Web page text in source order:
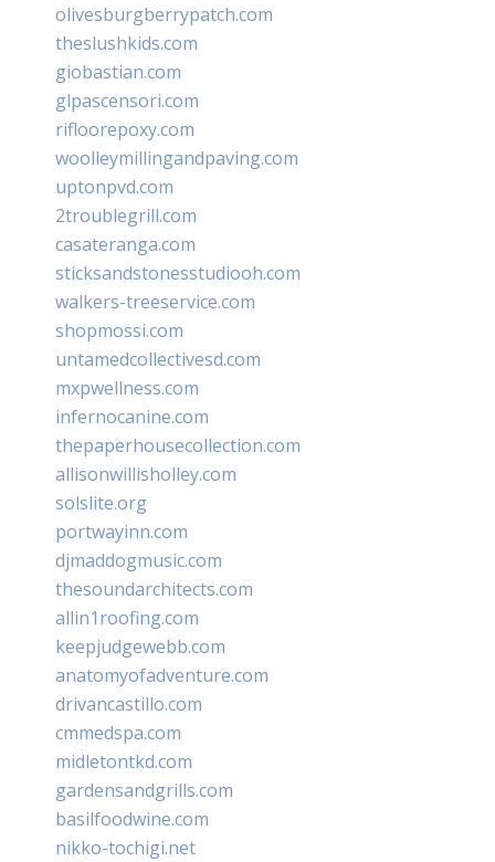
olivesburgberrypatch.com
theslushkids.com
giobastian.com
glpascensori.com
rifloorepoxy.com
woolleymillingandpaving.com
uptonpvd.com
2troublegrill.com
casateranga.com
sticksandstonesstudiooh.com
walkers-treeservice.com
shopmossi.com
untamedcollectivesd.com
mxpwellness.com
infernocanine.com
thepaperhousecollection.com
allisonwillisholley.com
solslite.org
portwayinn.com
djmaddogmusic.com
thesoundarchitects.com
allin1roofing.com
keepjudgewebb.com
anatomyofadventure.com
drivancastillo.com
cmmedspa.com
midletontkd.com
gardensandgrills.com
basilfoodwine.com
nikko-tochigi.net